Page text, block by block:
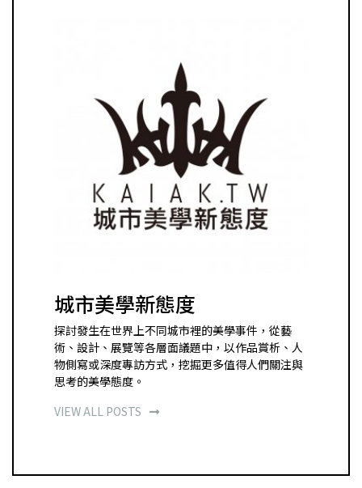
城市美學新態度
探討發生在世界上不同城市裡的美學事件，從藝
術、設計、展覽等各層面議題中，以作品賞析、人
物側寫或深度專訪方式，挖掘更多值得人們關注與
思考的美學態度。
VIEW ALL POSTS